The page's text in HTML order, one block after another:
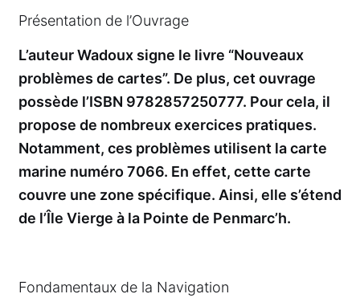
Présentation de l’Ouvrage
L’auteur Wadoux signe le livre “Nouveaux
problèmes de cartes”. De plus, cet ouvrage
possède l’ISBN 9782857250777. Pour cela, il
propose de nombreux exercices pratiques.
Notamment, ces problèmes utilisent la carte
marine numéro 7066. En effet, cette carte
couvre une zone spécifique. Ainsi, elle s’étend
de l’Île Vierge à la Pointe de Penmarc’h.
Fondamentaux de la Navigation